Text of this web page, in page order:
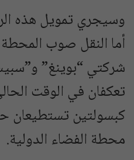
وسيجري تمويل هذه
أما النقل صوب
شركتي “بوينغ”
تعكفان في الوقت
كبسولتين
محطة الفضاء الدولية.